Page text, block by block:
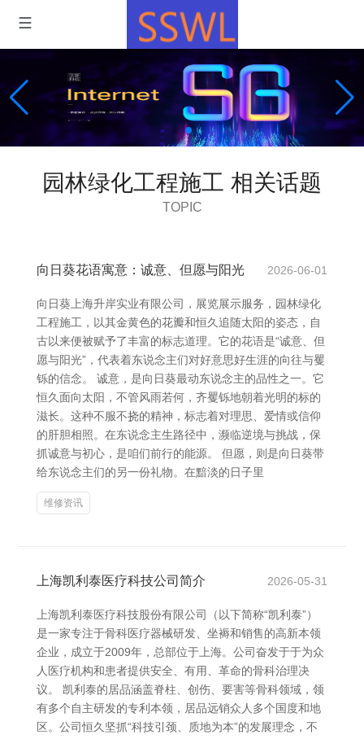
园林绿化工程施工 相关话题
TOPIC
向日葵花语寓意：诚意、但愿与阳光 2026-06-01
向日葵上海升岸实业有限公司，展览展示服务，园林绿化
工程施工，以其金黄色的花瓣和恒久追随太阳的姿态，自
古以来便被赋予了丰富的标志道理。它的花语是“诚意、但
愿与阳光”，代表着东说念主们对好意思好生涯的向往与矍
铄的信念。 诚意，是向日葵最动东说念主的品性之一。它
恒久面向太阳，不管风雨若何，齐矍铄地朝着光明的标的
滋长。这种不服不挠的精神，标志着对理思、爱情或信仰
的肝胆相照。在东说念主生路径中，濒临逆境与挑战，保
抓诚意与初心，是咱们前行的能源。 但愿，则是向日葵带
给东说念主们的另一份礼物。在黯淡的日子里
维修资讯
上海凯利泰医疗科技公司简介 2026-05-31
上海凯利泰医疗科技股份有限公司（以下简称“凯利泰”）
是一家专注于骨科医疗器械研发、坐褥和销售的高新本领
企业，成立于2009年，总部位于上海。公司奋发于于为众
人医疗机构和患者提供安全、有用、革命的骨科治理决
议。 凯利泰的居品涵盖脊柱、创伤、要害等骨科领域，领
有多个自主研发的专利本领，居品远销众人多个国度和地
区。公司恒久坚抓“科技引颈、质地为本”的发展理念，不